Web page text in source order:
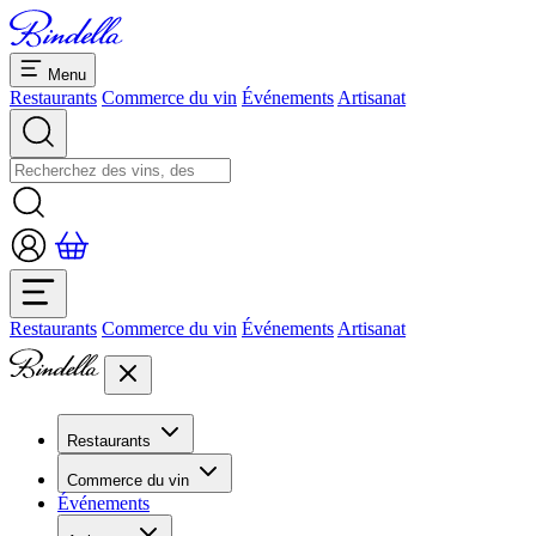
Menu
Restaurants Commerce du vin Événements Artisanat
Restaurants Commerce du vin Événements Artisanat
Restaurants
Aperçu restaurants
Banquets et séminaires
Dolcezze
Commerce du vin
Overview
Événements